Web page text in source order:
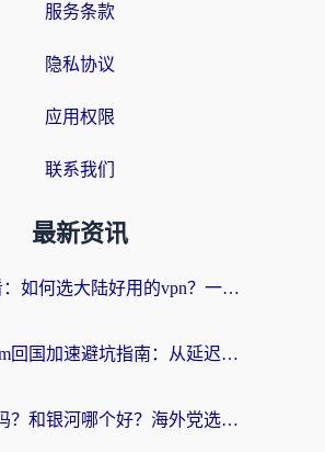
服务条款
隐私协议
应用权限
联系我们
最新资讯
海外党必看：如何选大陆好用的vpn？一篇解决你的回国访问难题
海外党Steam回国加速避坑指南：从延迟卡顿到无缝畅玩，我踩过的坑和最优解
Malus好用吗？和银河哪个好？海外党选回国加速器的避坑指南（附乌克兰玩国内游戏实测）